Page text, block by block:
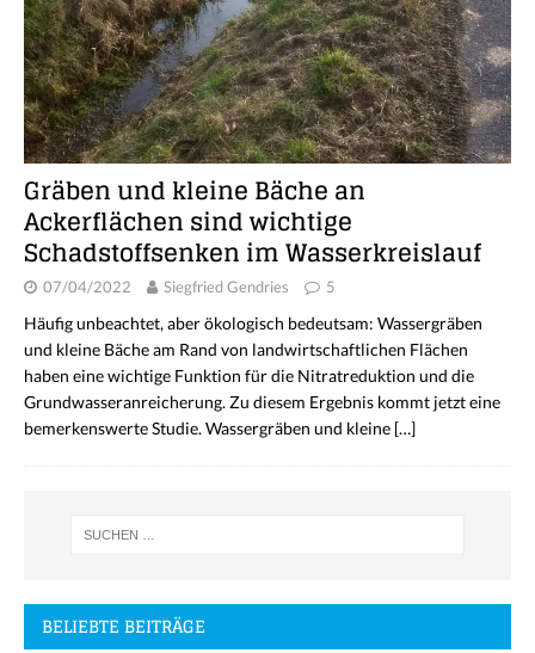
Gräben und kleine Bäche an
Ackerflächen sind wichtige
Schadstoffsenken im Wasserkreislauf
07/04/2022 Siegfried Gendries 5
Häufig unbeachtet, aber ökologisch bedeutsam: Wassergräben
und kleine Bäche am Rand von landwirtschaftlichen Flächen
haben eine wichtige Funktion für die Nitratreduktion und die
Grundwasseranreicherung. Zu diesem Ergebnis kommt jetzt eine
bemerkenswerte Studie. Wassergräben und kleine […]
BELIEBTE BEITRÄGE